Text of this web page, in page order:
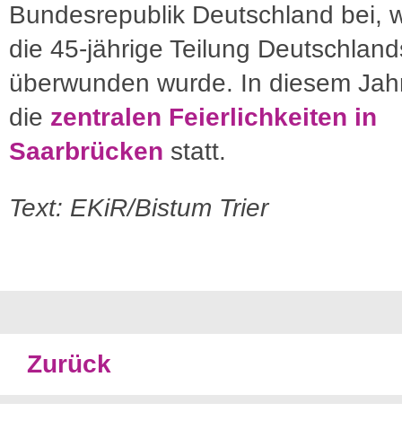
Bundesrepublik Deutschland bei,
die 45-jährige Teilung
überwunden wurde. In diesem
die zentralen Feierlichkeiten in
Saarbrücken statt.
Text: EKiR/Bistum Trier
Zurück